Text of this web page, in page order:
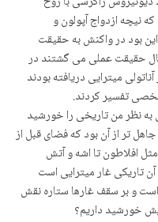
نیچه ازدواج آپولون و
بود در واکنش به حقیقت
حقیقت عملی می گشتند در
میترایی دریافته بودند
تفسیر کردند.
به نظر من تاریخی را خورشید
تر از آن بود که فضای قبل از
افلاطون تا اشه و آتش
تاریکی غار میترایی است
و بر سقف غارها ستاره نقش
خورشید داریم؟